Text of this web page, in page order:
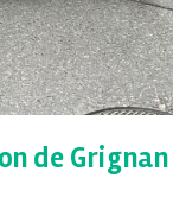
de Grignan